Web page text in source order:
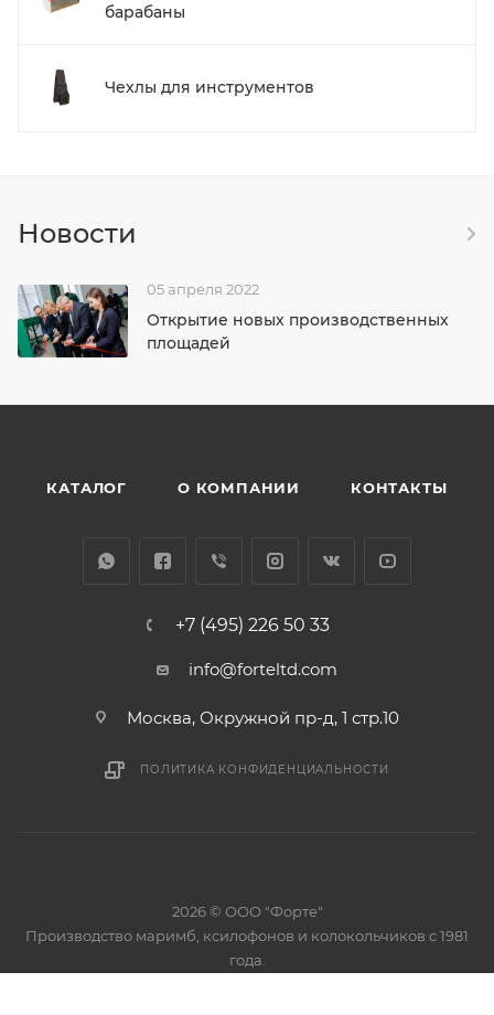
барабаны
Чехлы для инструментов
Новости
05 апреля 2022
Открытие новых производственных
площадей
КАТАЛОГ О КОМПАНИИ КОНТАКТЫ
+7 (495) 226 50 33
info@forteltd.com
Москва, Окружной пр-д, 1 стр.10
ПОЛИТИКА КОНФИДЕНЦИАЛЬНОСТИ
2026 © ООО "Форте"
Производство маримб, ксилофонов и колокольчиков с 1981
года.